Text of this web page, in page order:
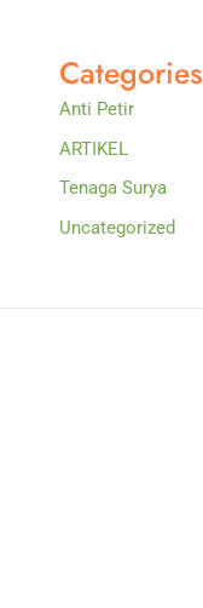
Categories
Anti Petir
ARTIKEL
Tenaga Surya
Uncategorized